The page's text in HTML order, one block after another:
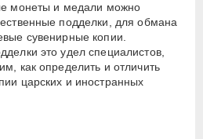
монеты и медали можно
подделки, для обмана
сувенирные копии.
это удел специалистов,
как определить и отличить
царских и иностранных
1918
1918